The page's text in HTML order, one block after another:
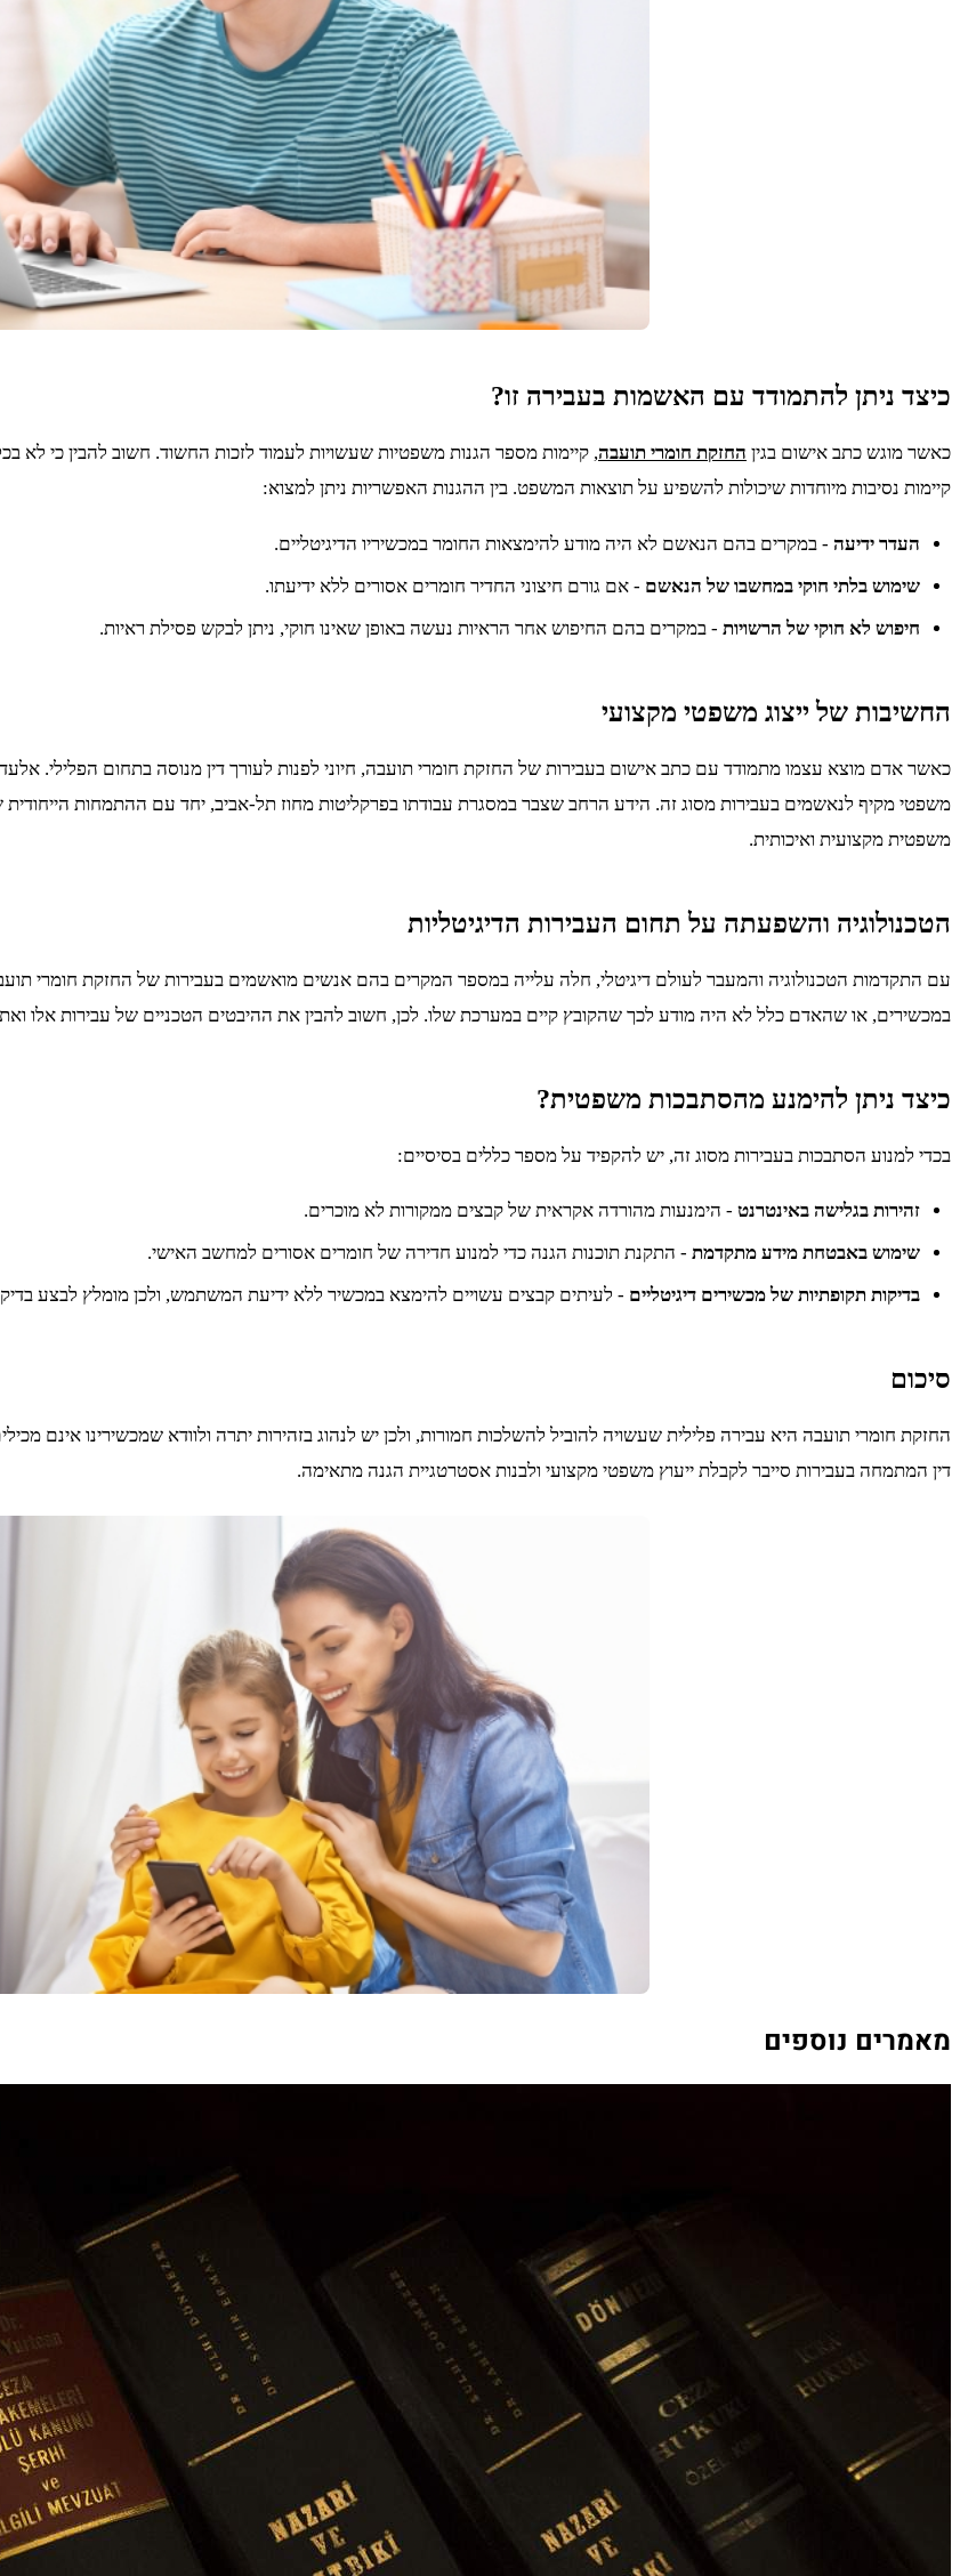
כיצד ניתן להתמודד עם האשמות בעבירה זו?
כאשר מוגש כתב אישום בגין החזקת חומרי תועבה, קיימות מספר הגנות משפטיות שעשויות לעמוד לזכות החשוד. חשוב להבין כי לא
קיימות נסיבות מיוחדות שיכולות להשפיע על תוצאות המשפט. בין ההגנות האפשריות ניתן למצוא:
העדר ידיעה- במקרים בהם הנאשם לא היה מודע להימצאות החומר במכשיריו הדיגיטליים.
שימוש בלתי חוקי במחשבו של הנאשם - אם גורם חיצוני החדיר חומרים אסורים ללא ידיעתו.
חיפוש לא חוקי של הרשויות- במקרים בהם החיפוש אחר הראיות נעשה באופן שאינו חוקי, ניתן לבקש פסילת ראיות.
החשיבות של ייצוג משפטי מקצועי
כאשר אדם מוצא עצמו מתמודד עם כתב אישום בעבירות של החזקת חומרי תועבה, חיוני לפנות לעורך דין מנוסה בתחום הפלילי. אלעד
משפטי מקיף לנאשמים בעבירות מסוג זה. הידע הרחב שצבר במסגרת עבודתו בפרקליטות מחוז תל-אביב, יחד עם ההתמחות הייחודית
משפטית מקצועית ואיכותית.
הטכנולוגיה והשפעתה על תחום העבירות הדיגיטליות
עם התקדמות הטכנולוגיה והמעבר לעולם דיגיטלי, חלה עלייה במספר המקרים בהם אנשים מואשמים בעבירות של החזקת חומרי
במכשירים, או שהאדם כלל לא היה מודע לכך שהקובץ קיים במערכת שלו. לכן, חשוב להבין את ההיבטים הטכניים של עבירות אלו
כיצד ניתן להימנע מהסתבכות משפטית?
בכדי למנוע הסתבכות בעבירות מסוג זה, יש להקפיד על מספר כללים בסיסיים:
זהירות בגלישה באינטרנט- הימנעות מהורדה אקראית של קבצים ממקורות לא מוכרים.
שימוש באבטחת מידע מתקדמת- התקנת תוכנות הגנה כדי למנוע חדירה של חומרים אסורים למחשב האישי.
בדיקות תקופתיות של מכשירים דיגיטליים - לעיתים קבצים עשויים להימצא במכשיר ללא ידיעת המשתמש, ולכן מומלץ לבצע
סיכום
החזקת חומרי תועבה היא עבירה פלילית שעשויה להוביל להשלכות חמורות, ולכן יש לנהוג בזהירות יתרה ולוודא שמכשירינו אינם
דין המתמחה בעבירות סייבר לקבלת ייעוץ משפטי מקצועי ולבנות אסטרטגיית הגנה מתאימה.
מאמרים נוספים